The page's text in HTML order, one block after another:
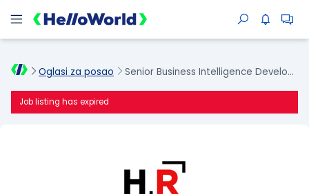
Oglasi za posao Senior Business Intelligence Developer (Product)
Job listing has expired